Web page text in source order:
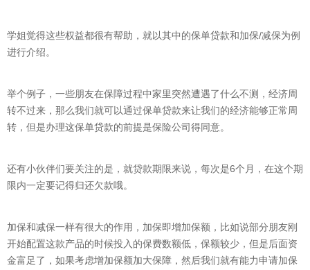
学姐觉得这些权益都很有帮助，就以其中的保单贷款和加保/减保为例
进行介绍。
举个例子，一些朋友在保障过程中家里突然遭遇了什么不测，经济周
转不过来，那么我们就可以通过保单贷款来让我们的经济能够正常周
转，但是办理这保单贷款的前提是保险公司得同意。
还有小伙伴们要关注的是，就贷款期限来说，每次是6个月，在这个期
限内一定要记得归还欠款哦。
加保和减保一样有很大的作用，加保即增加保额，比如说部分朋友刚
开始配置这款产品的时候投入的保费数额低，保额较少，但是后面资
金富足了，如果考虑增加保额加大保障，然后我们就有能力申请加保